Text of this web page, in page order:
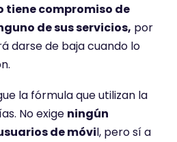
tiene compromiso de
de sus servicios, por
darse de baja cuando lo
la fórmula que utilizan la
No exige ningún
de móvil, pero sí a